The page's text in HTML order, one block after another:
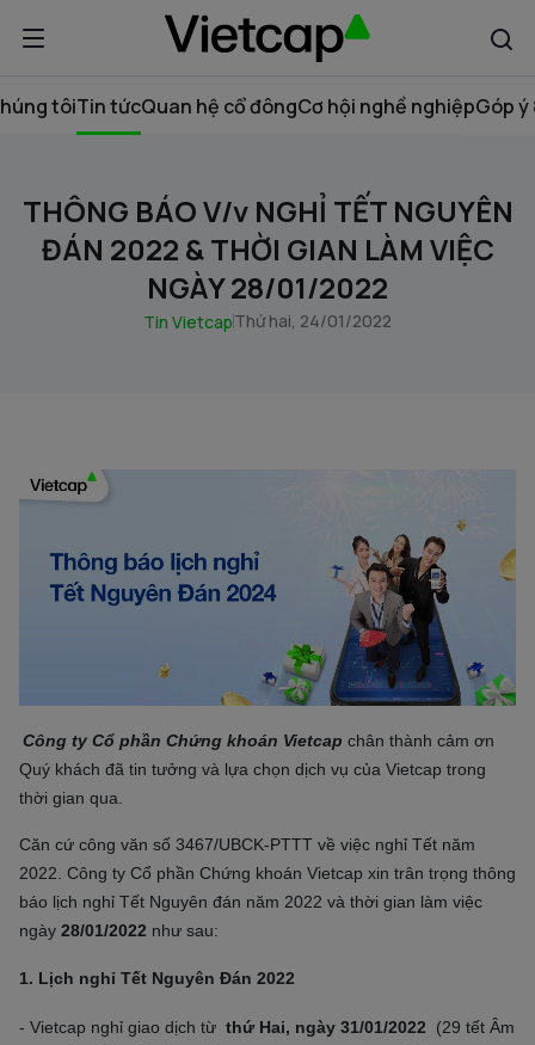
tôiTin tứcQuan hệ cổ đôngCơ hội nghề nghiệpGóp ý
THÔNG BÁO V/v NGHỈ TẾT NGUYÊN
ĐÁN 2022 & THỜI GIAN LÀM VIỆC
NGÀY 28/01/2022
Tin VietcapThứ hai, 24/01/2022
Công ty Cổ phần Chứng khoán Vietcap chân thành cảm ơn
Quý khách đã tin tưởng và lựa chọn dịch vụ của Vietcap trong
thời gian qua.
Căn cứ công văn số 3467/UBCK-PTTT về việc nghỉ Tết năm
2022. Công ty Cổ phần Chứng khoán Vietcap xin trân trọng thông
báo lịch nghỉ Tết Nguyên đán năm 2022 và thời gian làm việc
ngày 28/01/2022 như sau:
1. Lịch nghỉ Tết Nguyên Đán 2022
- Vietcap nghỉ giao dịch từ thứ Hai, ngày 31/01/2022
(29 tết Âm